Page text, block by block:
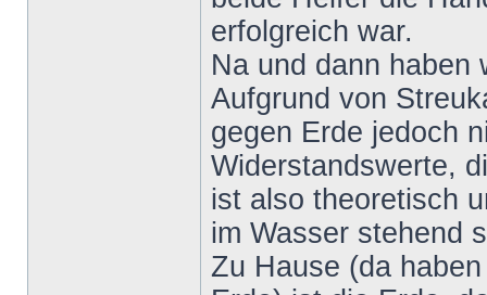
erfolgreich war.
Na und dann haben
Aufgrund von
gegen Erde jedoch
Widerstandswerte,
ist also theoretisch
im Wasser stehend
Zu Hause (da